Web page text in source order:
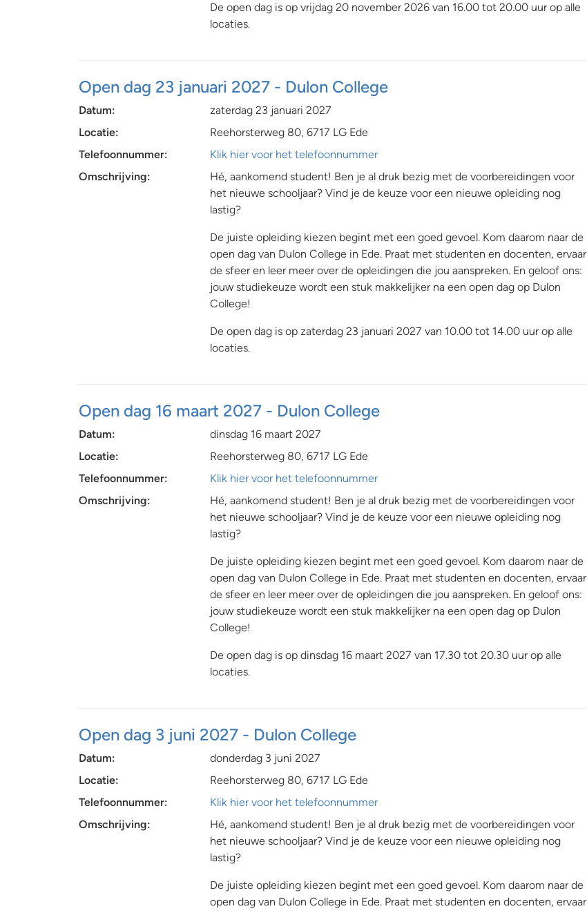
De open dag is op vrijdag 20 november 2026 van 16.00 tot 20.00 uur op alle
locaties.
Open dag 23 januari 2027 - Dulon College
Datum:
zaterdag 23 januari 2027
Locatie:
Reehorsterweg 80, 6717 LG Ede
Telefoonnummer:
Klik hier voor het telefoonnummer
Omschrijving:
Hé, aankomend student! Ben je al druk bezig met de voorbereidingen voor
het nieuwe schooljaar? Vind je de keuze voor een nieuwe opleiding nog
lastig?
De juiste opleiding kiezen begint met een goed gevoel. Kom daarom naar de
open dag van Dulon College in Ede. Praat met studenten en docenten, ervaar
de sfeer en leer meer over de opleidingen die jou aanspreken. En geloof ons:
jouw studiekeuze wordt een stuk makkelijker na een open dag op Dulon
College!
De open dag is op zaterdag 23 januari 2027 van 10.00 tot 14.00 uur op alle
locaties.
Open dag 16 maart 2027 - Dulon College
Datum:
dinsdag 16 maart 2027
Locatie:
Reehorsterweg 80, 6717 LG Ede
Telefoonnummer:
Klik hier voor het telefoonnummer
Omschrijving:
Hé, aankomend student! Ben je al druk bezig met de voorbereidingen voor
het nieuwe schooljaar? Vind je de keuze voor een nieuwe opleiding nog
lastig?
De juiste opleiding kiezen begint met een goed gevoel. Kom daarom naar de
open dag van Dulon College in Ede. Praat met studenten en docenten, ervaar
de sfeer en leer meer over de opleidingen die jou aanspreken. En geloof ons:
jouw studiekeuze wordt een stuk makkelijker na een open dag op Dulon
College!
De open dag is op dinsdag 16 maart 2027 van 17.30 tot 20.30 uur op alle
locaties.
Open dag 3 juni 2027 - Dulon College
Datum:
donderdag 3 juni 2027
Locatie:
Reehorsterweg 80, 6717 LG Ede
Telefoonnummer:
Klik hier voor het telefoonnummer
Omschrijving:
Hé, aankomend student! Ben je al druk bezig met de voorbereidingen voor
het nieuwe schooljaar? Vind je de keuze voor een nieuwe opleiding nog
lastig?
De juiste opleiding kiezen begint met een goed gevoel. Kom daarom naar de
open dag van Dulon College in Ede. Praat met studenten en docenten, ervaar